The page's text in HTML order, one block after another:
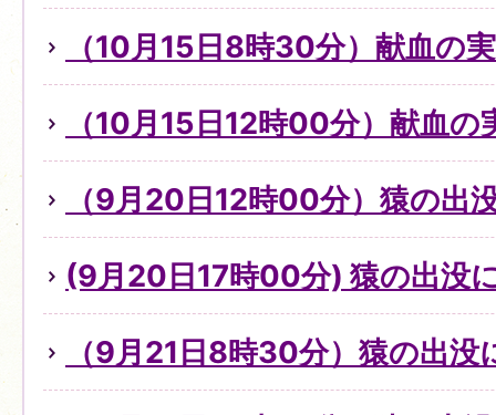
（10月15日8時30分）献血の
（10月15日12時00分）献血の
（9月20日12時00分）猿の出
(9月20日17時00分) 猿の出没
（9月21日8時30分）猿の出没